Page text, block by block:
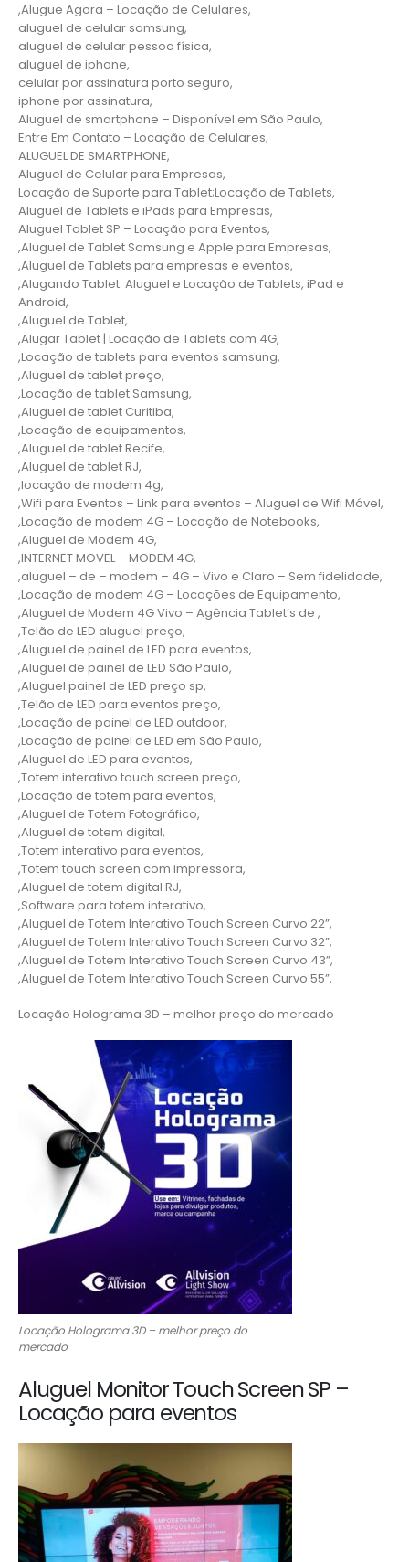
,Alugue Agora – Locação de Celulares,
aluguel de celular samsung,
aluguel de celular pessoa física,
aluguel de iphone,
celular por assinatura porto seguro,
iphone por assinatura,
Aluguel de smartphone – Disponível em São Paulo,
Entre Em Contato – Locação de Celulares,
ALUGUEL DE SMARTPHONE,
Aluguel de Celular para Empresas,
Locação de Suporte para Tablet;Locação de Tablets,
Aluguel de Tablets e iPads para Empresas,
Aluguel Tablet SP – Locação para Eventos,
,Aluguel de Tablet Samsung e Apple para Empresas,
,Aluguel de Tablets para empresas e eventos,
,Alugando Tablet: Aluguel e Locação de Tablets, iPad e
Android,
,Aluguel de Tablet,
,Alugar Tablet | Locação de Tablets com 4G,
,Locação de tablets para eventos samsung,
,Aluguel de tablet preço,
,Locação de tablet Samsung,
,Aluguel de tablet Curitiba,
,Locação de equipamentos,
,Aluguel de tablet Recife,
,Aluguel de tablet RJ,
,locação de modem 4g,
,Wifi para Eventos – Link para eventos – Aluguel de Wifi Móvel,
,Locação de modem 4G – Locação de Notebooks,
,Aluguel de Modem 4G,
,INTERNET MOVEL – MODEM 4G,
,aluguel – de – modem – 4G – Vivo e Claro – Sem fidelidade,
,Locação de modem 4G – Locações de Equipamento,
,Aluguel de Modem 4G Vivo – Agência Tablet’s de ,
,Telão de LED aluguel preço,
,Aluguel de painel de LED para eventos,
,Aluguel de painel de LED São Paulo,
,Aluguel painel de LED preço sp,
,Telão de LED para eventos preço,
,Locação de painel de LED outdoor,
,Locação de painel de LED em São Paulo,
,Aluguel de LED para eventos,
,Totem interativo touch screen preço,
,Locação de totem para eventos,
,Aluguel de Totem Fotográfico,
,Aluguel de totem digital,
,Totem interativo para eventos,
,Totem touch screen com impressora,
,Aluguel de totem digital RJ,
,Software para totem interativo,
,Aluguel de Totem Interativo Touch Screen Curvo 22”,
,Aluguel de Totem Interativo Touch Screen Curvo 32”,
,Aluguel de Totem Interativo Touch Screen Curvo 43”,
,Aluguel de Totem Interativo Touch Screen Curvo 55”,
Locação Holograma 3D – melhor preço do mercado
Locação Holograma 3D – melhor preço do
mercado
Aluguel Monitor Touch Screen SP –
Locação para eventos